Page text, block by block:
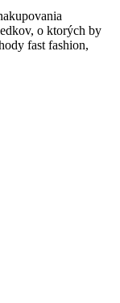
o ktorých by
fast fashion,